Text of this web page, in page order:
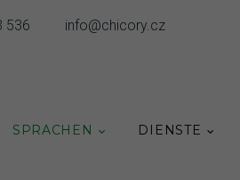
536 info@chicory.cz
SPRACHEN DIENSTE